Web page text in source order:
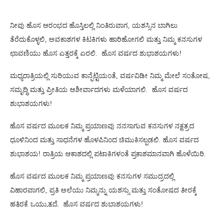
ನೀವು ಹೊಸ ಆರಂಭದ ಹೊಸ್ತಿಲಲ್ಲಿ ನಿಂತಿರುವಾಗ, ಯಶಸ್ಸಿನ ಬಾಗಿಲು
ತೆರೆದುಕೊಳ್ಳಲಿ, ಅವಕಾಶಗಳ ಕಿಟಕಿಗಳು ಹಾರಿಹೋಗಲಿ ಮತ್ತು ನಿಮ್ಮ ಕನಸುಗಳ
ಛಾವಣಿಯು ಹೊಸ ಎತ್ತರಕ್ಕೆ ಏರಲಿ. ಹೊಸ ವರ್ಷದ ಶುಭಾಶಯಗಳು!
ಮಧ್ಯರಾತ್ರಿಯಲ್ಲಿ ಸುರಿಯುವ ಕಾನ್ಫೆಟ್ಟಿಯಂತೆ, ವರ್ಷವಿಡೀ ನಿಮ್ಮ ಮೇಲೆ ಸಂತೋಷ,
ಸಮೃದ್ಧಿ ಮತ್ತು ಪ್ರೀತಿಯ ಆಶೀರ್ವಾದಗಳು ಮಳೆಯಾಗಲಿ. ಹೊಸ ವರ್ಷದ
ಶುಭಾಶಯಗಳು!
ಹೊಸ ವರ್ಷದ ಮೂಲಕ ನಿಮ್ಮ ಪ್ರಯಾಣವು ನನಸಾಗುವ ಕನಸುಗಳ ನಕ್ಷತ್ರದ
ಧೂಳಿನಿಂದ ಮತ್ತು ಸಾಧನೆಗಳ ಹೊಳಪಿನಿಂದ ಚಿಮುಕಿಸಲ್ಪಡಲಿ. ಹೊಸ ವರ್ಷದ
ಶುಭಾಶಯ! ರಾತ್ರಿಯ ಆಕಾಶದಲ್ಲಿ ಪಟಾಕಿಗಳಂತೆ ಪ್ರಕಾಶಮಾನವಾಗಿ ಹೊಳೆಯಿರಿ.
ಹೊಸ ವರ್ಷದ ಮೂಲಕ ನಿಮ್ಮ ಪ್ರಯಾಣವು ಕನಸುಗಳ ಸಮುದ್ರದಲ್ಲಿ
ವಿಹಾರವಾಗಲಿ, ಪ್ರತಿ ಅಲೆಯು ನಿಮ್ಮನ್ನು ಯಶಸ್ಸು ಮತ್ತು ಸಂತೋಷದ ತೀರಕ್ಕೆ
ಹತ್ತಿರಕ್ಕೆ ಒಯ್ಯುತ್ತದೆ. ಹೊಸ ವರ್ಷದ ಶುಭಾಶಯಗಳು!